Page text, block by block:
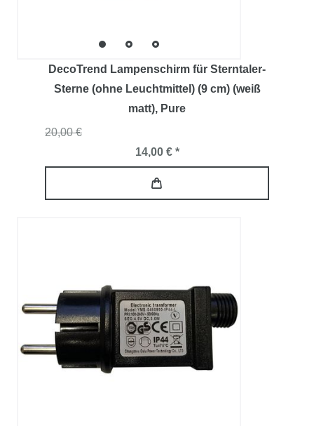
DecoTrend Lampenschirm für Sterntaler-
Sterne (ohne Leuchtmittel) (9 cm) (weiß
matt), Pure
20,00 €
14,00 € *